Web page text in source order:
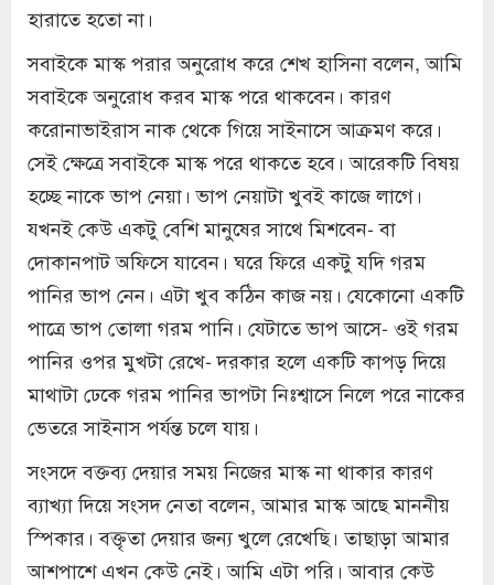
হারাতে হতো না।
সবাইকে মাস্ক পরার অনুরোধ করে শেখ হাসিনা বলেন, আমি
সবাইকে অনুরোধ করব মাস্ক পরে থাকবেন। কারণ
করোনাভাইরাস নাক থেকে গিয়ে সাইনাসে আক্রমণ করে।
সেই ক্ষেত্রে সবাইকে মাস্ক পরে থাকতে হবে। আরেকটি বিষয়
হচ্ছে নাকে ভাপ নেয়া। ভাপ নেয়াটা খুবই কাজে লাগে।
যখনই কেউ একটু বেশি মানুষের সাথে মিশবেন- বা
দোকানপাট অফিসে যাবেন। ঘরে ফিরে একটু যদি গরম
পানির ভাপ নেন। এটা খুব কঠিন কাজ নয়। যেকোনো একটি
পাত্রে ভাপ তোলা গরম পানি। যেটাতে ভাপ আসে- ওই গরম
পানির ওপর মুখটা রেখে- দরকার হলে একটি কাপড় দিয়ে
মাথাটা ঢেকে গরম পানির ভাপটা নিঃশ্বাসে নিলে পরে নাকের
ভেতরে সাইনাস পর্যন্ত চলে যায়।
সংসদে বক্তব্য দেয়ার সময় নিজের মাস্ক না থাকার কারণ
ব্যাখ্যা দিয়ে সংসদ নেতা বলেন, আমার মাস্ক আছে মাননীয়
স্পিকার। বক্তৃতা দেয়ার জন্য খুলে রেখেছি। তাছাড়া আমার
আশপাশে এখন কেউ নেই। আমি এটা পরি। আবার কেউ